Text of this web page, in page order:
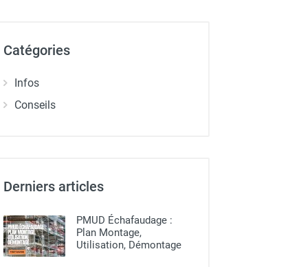
Catégories
Infos
Conseils
Derniers articles
PMUD Échafaudage :
Plan Montage,
Utilisation, Démontage